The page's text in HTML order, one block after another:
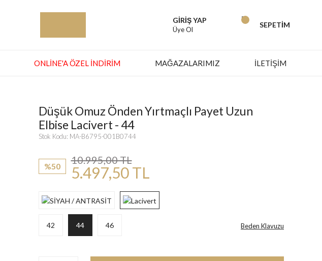
GİRİŞ YAP
Üye Ol
SEPETİM
ONLINE'A ÖZEL İNDIRIM MAĞAZALARIMIZ İLETİŞİM
Düşük Omuz Önden Yırtmaçlı Payet Uzun
Elbise Lacivert - 44
Stok Kodu: MA-B6795-001B0744
%50
10.995,00 TL
5.497,50 TL
42 44 46 Beden Klavuzu